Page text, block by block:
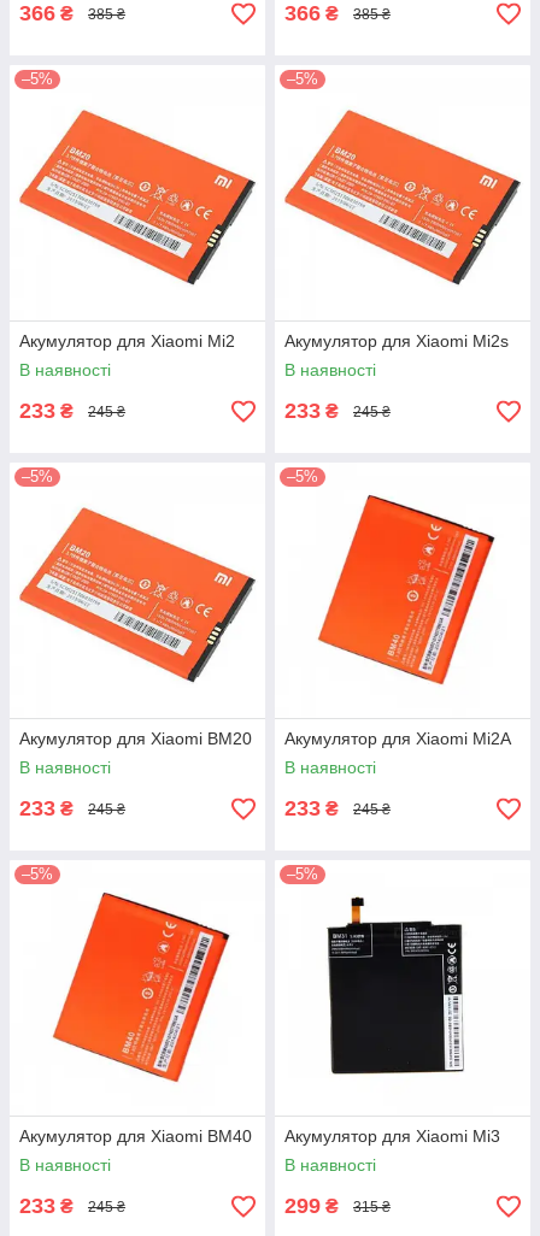
366 ₴ 385 ₴ 366 ₴ 385 ₴
–5%
Акумулятор для Xiaomi Mi2
В наявності
233 ₴ 245 ₴
–5%
Акумулятор для Xiaomi Mi2s
В наявності
233 ₴ 245 ₴
–5%
Акумулятор для Xiaomi BM20
В наявності
233 ₴ 245 ₴
–5%
Акумулятор для Xiaomi Mi2A
В наявності
233 ₴ 245 ₴
–5%
Акумулятор для Xiaomi BM40
В наявності
233 ₴ 245 ₴
–5%
Акумулятор для Xiaomi Mi3
В наявності
299 ₴ 315 ₴